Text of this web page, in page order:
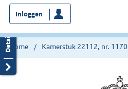
bent
nu
hier:
Inloggen
Home Kamerstuk 22112, nr. 1170